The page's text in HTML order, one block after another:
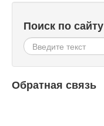
Поиск по сайту
Обратная связь